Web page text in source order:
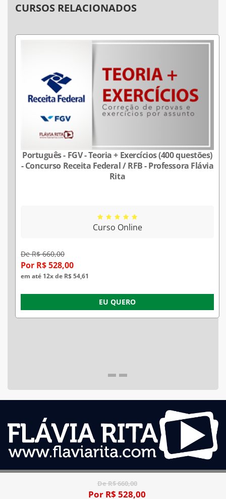
CURSOS RELACIONADOS
Português - FGV - Teoria + Exercícios (400 questões)
- Concurso Receita Federal / RFB - Professora Flávia
Rita
Curso Online
De R$ 660,00
Por R$ 528,00
em até 12x de R$ 54,61
EU QUERO
De R$ 660,00
Por R$ 528,00